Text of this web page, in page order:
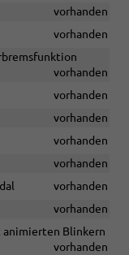
vorhanden
vorhanden
vorhanden
vorhanden
vorhanden
vorhanden
vorhanden
vorhanden
vorhanden
animierten Blinkern
vorhanden